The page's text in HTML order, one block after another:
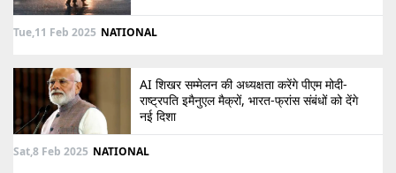
Tue,11 Feb 2025 NATIONAL
AI शिखर सम्मेलन की अध्यक्षता करेंगे पीएम मोदी-
राष्ट्रपति इमैनुएल मैक्रों, भारत-फ्रांस संबंधों को देंगे
नई दिशा
Sat,8 Feb 2025 NATIONAL